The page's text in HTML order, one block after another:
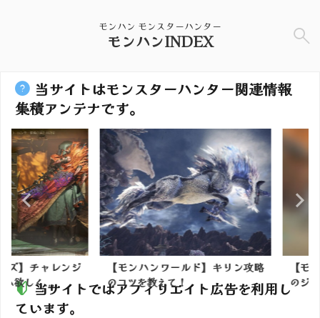
モンハン モンスターハンター
モンハンINDEX
当サイトはモンスターハンター関連情報
集積アンテナです。
ャレンジ
く...
【モンハンワールド】キリン攻略
のコツを教えて！
【モンハ
のジャス
当サイトではアフィリエイト広告を利用し
ています。